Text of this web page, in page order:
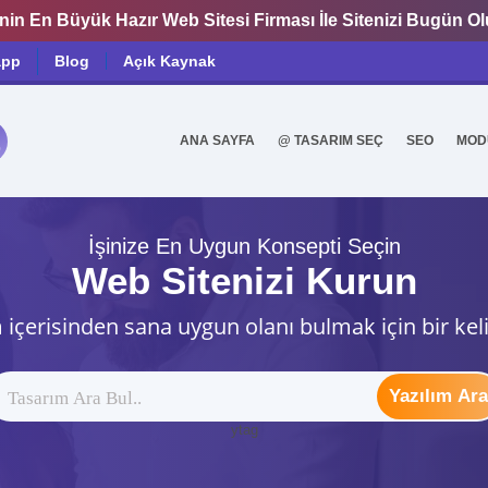
En Büyük Hazır Web Sitesi Firması İle Sitenizi Bugün
Blog Açık Kaynak
ANA SAYFA @ TASARIM SEÇ SEO
İşinize En Uygun Konsepti Seçin
Web Sitenizi Kurun
içerisinden sana uygun olanı bulmak için bir
Yazılım Ara
ytag